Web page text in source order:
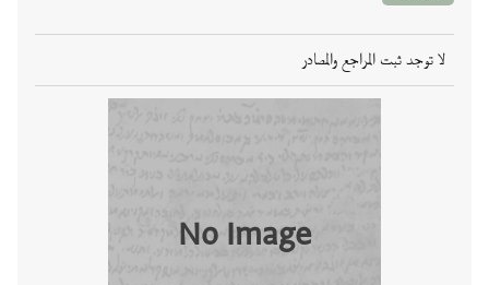
لا توجد ثبت المراجع والمصادر
No Image